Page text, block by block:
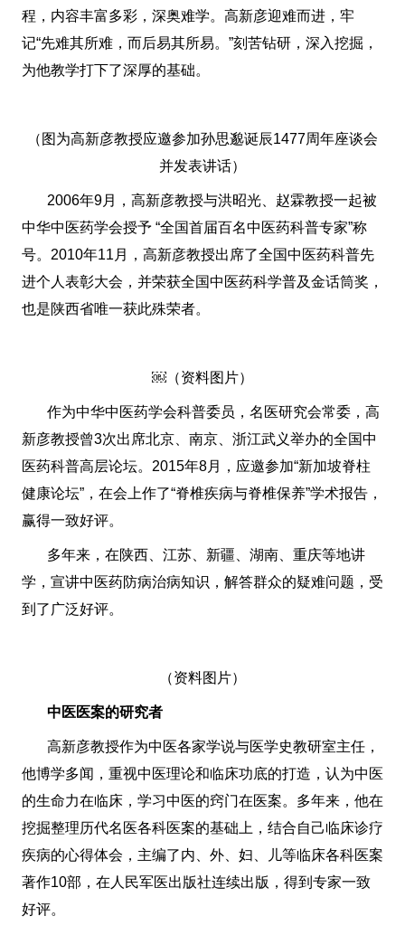
程，内容丰富多彩，深奥难学。高新彦迎难而进，牢
记“先难其所难，而后易其所易。”刻苦钻研，深入挖掘，
为他教学打下了深厚的基础。
（图为高新彦教授应邀参加孙思邈诞辰1477周年座谈会
并发表讲话）
2006年9月，高新彦教授与洪昭光、赵霖教授一起被
中华中医药学会授予 “全国首届百名中医药科普专家”称
号。2010年11月，高新彦教授出席了全国中医药科普先
进个人表彰大会，并荣获全国中医药科学普及金话筒奖，
也是陕西省唯一获此殊荣者。
￼（资料图片）
作为中华中医药学会科普委员，名医研究会常委，高
新彦教授曾3次出席北京、南京、浙江武义举办的全国中
医药科普高层论坛。2015年8月，应邀参加“新加坡脊柱
健康论坛”，在会上作了“脊椎疾病与脊椎保养”学术报告，
赢得一致好评。
多年来，在陕西、江苏、新疆、湖南、重庆等地讲
学，宣讲中医药防病治病知识，解答群众的疑难问题，受
到了广泛好评。
（资料图片）
中医医案的研究者
高新彦教授作为中医各家学说与医学史教研室主任，
他博学多闻，重视中医理论和临床功底的打造，认为中医
的生命力在临床，学习中医的窍门在医案。多年来，他在
挖掘整理历代名医各科医案的基础上，结合自己临床诊疗
疾病的心得体会，主编了内、外、妇、儿等临床各科医案
著作10部，在人民军医出版社连续出版，得到专家一致
好评。